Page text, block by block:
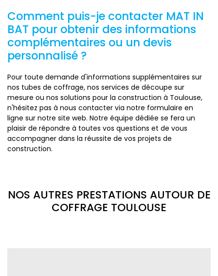
Comment puis-je contacter MAT IN
BAT pour obtenir des informations
complémentaires ou un devis
personnalisé ?
Pour toute demande d'informations supplémentaires sur
nos tubes de coffrage, nos services de découpe sur
mesure ou nos solutions pour la construction à Toulouse,
n'hésitez pas à nous contacter via notre formulaire en
ligne sur notre site web. Notre équipe dédiée se fera un
plaisir de répondre à toutes vos questions et de vous
accompagner dans la réussite de vos projets de
construction.
NOS AUTRES PRESTATIONS AUTOUR DE
COFFRAGE TOULOUSE